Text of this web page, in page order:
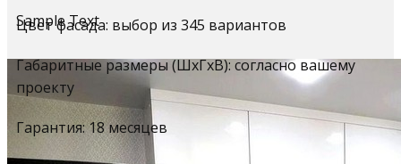
Sample Text
Цвет фасада: выбор из 345 вариантов
Габаритные размеры (ШхГхВ): согласно вашему
проекту
Гарантия: 18 месяцев